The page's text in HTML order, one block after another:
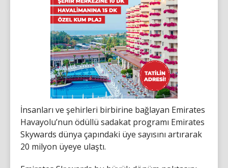
İnsanları ve şehirleri birbirine bağlayan Emirates
Havayolu’nun ödüllü sadakat programı Emirates
Skywards dünya çapındaki üye sayısını artırarak
20 milyon üyeye ulaştı.